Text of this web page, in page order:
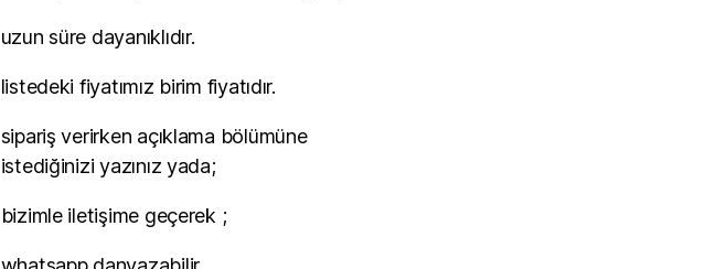
uzun süre dayanıklıdır.
listedeki fiyatımız birim fiyatıdır.
sipariş verirken açıklama bölümüne
istediğinizi yazınız yada;
bizimle iletişime geçerek ;